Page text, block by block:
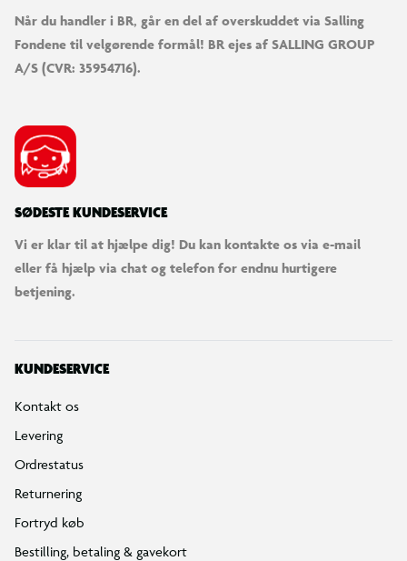
Når du handler i BR, går en del af overskuddet via Salling
Fondene til velgørende formål! BR ejes af SALLING GROUP
A/S (CVR: 35954716).
SØDESTE KUNDESERVICE
Vi er klar til at hjælpe dig! Du kan kontakte os via e-mail
eller få hjælp via chat og telefon for endnu hurtigere
betjening.
KUNDESERVICE
Kontakt os
Levering
Ordrestatus
Returnering
Fortryd køb
Bestilling, betaling & gavekort